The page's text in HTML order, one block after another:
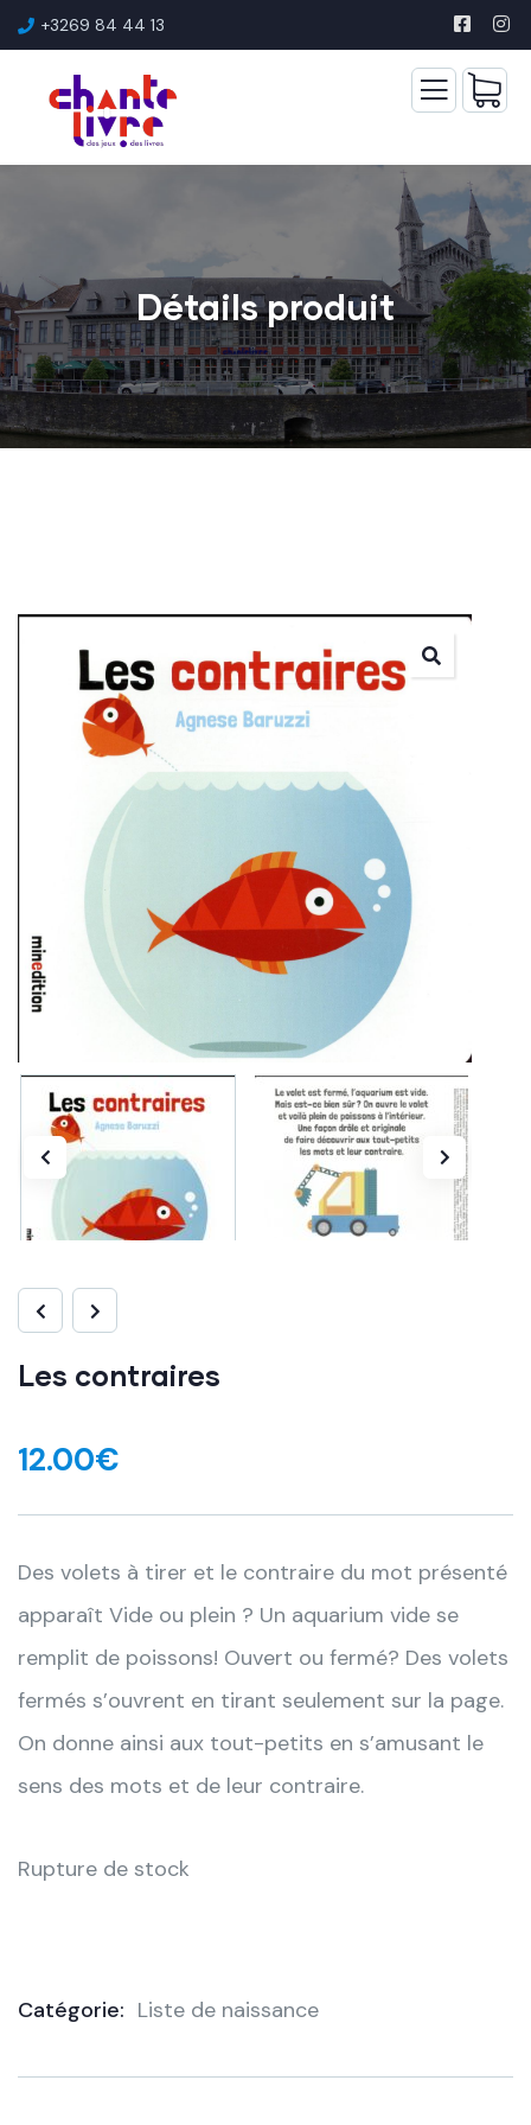
+3269 84 44 13
Détails produit
Les contraires
12.00€
Des volets à tirer et le contraire du mot présenté
apparaît Vide ou plein ? Un aquarium vide se
remplit de poissons! Ouvert ou fermé? Des volets
fermés s’ouvrent en tirant seulement sur la page.
On donne ainsi aux tout-petits en s’amusant le
sens des mots et de leur contraire.
Rupture de stock
Catégorie: Liste de naissance